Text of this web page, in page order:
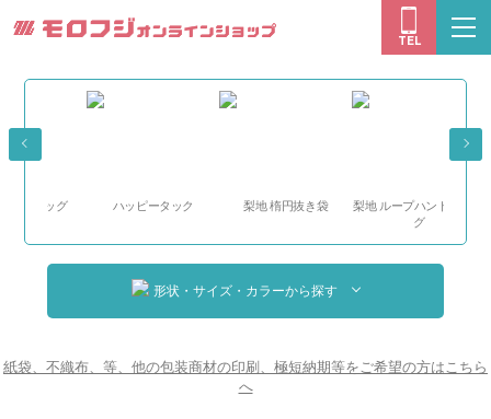
モロフジオン
TEL
ハッピータック 梨地 楕円抜き袋
梨地 ループハンドルバッ
形状・サイズ・カラーから探す
紙袋、不織布、等、他の包装商材の印刷、極短納期等をご希望の方はこちら
へ